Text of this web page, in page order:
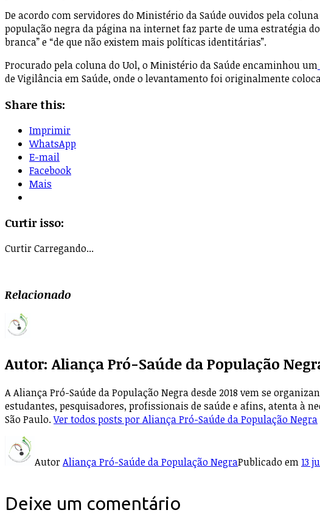
De acordo com servidores do Ministério da Saúde ouvidos pela
população negra da página na internet faz parte de uma estratégia
branca” e “de que não existem mais políticas identitárias”.
Procurado pela coluna do Uol, o Ministério da Saúde encaminhou um
de Vigilância em Saúde, onde o levantamento foi originalmente
Share this:
Imprimir
WhatsApp
E-mail
Facebook
Mais
Curtir isso:
CurtirCarregando...
Relacionado
Autor: Aliança Pró-Saúde da População
A Aliança Pró-Saúde da População Negra desde 2018 vem se
estudantes, pesquisadores, profissionais de saúde e afins, atenta à
São Paulo.Ver todos posts por Aliança Pró-Saúde da População Negra
AutorAliança Pró-Saúde da População NegraPublicado em13
Deixe um comentário